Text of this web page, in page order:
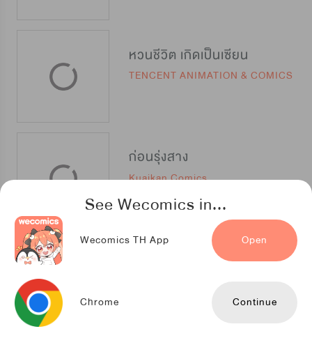
See Wecomics in...
Wecomics TH App Open
Chrome Continue
หวนชีวิต เกิดเป็นเซียน
TENCENT ANIMATION & COMICS
ก่อนรุ่งสาง
Kuaikan Comics
ลุ้นรัก นัก(เรียน)ปราบวิญญาณ [封灵特优生]